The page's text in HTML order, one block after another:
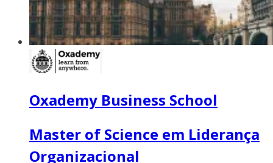
Oxademy Business School
Master of Science em Liderança
Organizacional